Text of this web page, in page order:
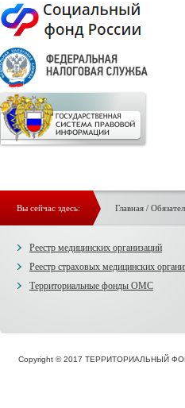
Вы сейчас здесь: Главная/
Реестр медицинских организаций
Реестр страховых медицинских
Территориальные фонды ОМС
Copyright © 2017 ТЕРРИТОРИАЛЬНЫЙ